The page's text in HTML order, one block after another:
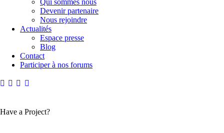
Qui sommes nous
Devenir partenaire
Nous rejoindre
Actualités
Espace presse
Blog
Contact
Participer à nos forums
Have a Project?